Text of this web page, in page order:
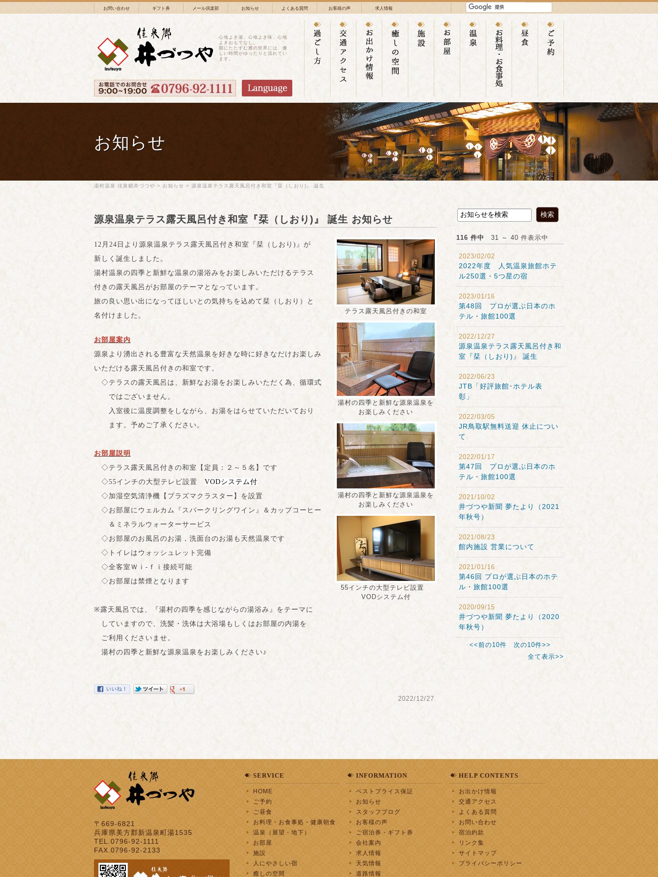
お問い合わせ ギフト券 メール倶楽部 お知らせ よくある質問 お客様の声 求人情報
心地よき湯、心地よき味、心地
よきおもてなし。
鄙にたたずむ雅の世界には、優
しい時間がゆったりと流れてい
ます。
お知らせ
湯村温泉 佳泉郷井づつや > お知らせ > 源泉温泉テラス露天風呂付き和室『栞（しおり)』 誕生
源泉温泉テラス露天風呂付き和室『栞（しおり)』 誕生 お知らせ
12 月24日より源泉温泉テラス露天風呂付き和室『栞（しおり)』が
新しく誕生しました。
湯村温泉の四季と新鮮な温泉の湯浴みをお楽しみいただけるテラス
付きの露天風呂がお部屋のテーマとなっています。
旅の良い思い出になってほしいとの気持ちを込めて栞（しおり）と
名付けました。
お部屋案内
源泉より湧出される豊富な天然温泉を好きな時に好きなだけお楽しみ
いただける露天風呂付きの和室です。
◇テラスの露天風呂は、新鮮なお湯をお楽しみいただく為、循環式
ではございません。
入室後に温度調整をしながら、お湯をはらせていただいており
ます。予めご了承ください。
お部屋説明
◇テラス露天風呂付きの和室【定員：２～５名】です
◇55インチの大型テレビ設置
VODシ ステム付
◇加湿空気清浄機【プラズマクラスター】を設置
◇お部屋にウェルカム『スパークリングワイン』＆カップコーヒー
＆ミネラルウォーターサービス
◇お部屋のお風呂のお湯，洗面台のお湯も天然温泉です
◇トイレはウォッシュレット完備
◇全客室Ｗⅰ‐ｆⅰ接続可能
◇お部屋は禁煙となります
※露天風呂では、『湯村の四季を感じながらの湯浴み』をテーマに
していますので、洗髪・洗体は大浴場もしくはお部屋の内湯を
ご利用くださいませ。
湯村の四季と新鮮な源泉温泉をお楽しみください♪
テラス露天風呂付きの和室
湯村の四季と新鮮な源泉温泉を
お楽しみください
湯村の四季と新鮮な源泉温泉を
お楽しみください
55インチの大型テレビ設置
VODシステム付
2022/12/27
116 件中 31 ～ 40 件表示中
2023/02/02
2022年度 人気温泉旅館ホテ
ル250選・5つ星の宿
2023/01/16
第48回 プロが選ぶ日本のホ
テル・旅館100選
2022/12/27
源泉温泉テラス露天風呂付き和
室『栞（しおり)』 誕生
2022/06/23
JTB「好評旅館･ホテル表
彰」
2022/03/05
JR鳥取駅無料送迎 休止につい
て
2022/01/17
第47回 プロが選ぶ日本のホ
テル・旅館100選
2021/10/02
井づつや新聞 夢たより（2021
年秋号）
2021/08/23
館内施設 営業について
2021/01/16
第46回 プロが選ぶ日本のホテ
ル・旅館100選
2020/09/15
井づつや新聞 夢たより（2020
年秋号）
<<前の10件
次の10件>>
全て表示>>
〒669-6821
兵庫県美方郡新温泉町湯1535
TEL.0796-92-1111
FAX.0796-92-2133
SERVICE
HOME
ご予約
ご昼食
お料理・お食事処・健康朝食
温泉（展望・地下）
お部屋
施設
人にやさしい宿
癒しの空間
INFORMATION
ベストプライス保証
お知らせ
スタッフブログ
お客様の声
ご宿泊券・ギフト券
会社案内
求人情報
天気情報
道路情報
HELP CONTENTS
お出かけ情報
交通アクセス
よくある質問
お問い合わせ
宿泊約款
リンク集
サイトマップ
プライバシーポリシー